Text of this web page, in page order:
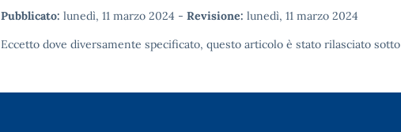
Pubblicato: lunedì, 11 marzo 2024 - Revisione: lunedì, 11 marzo 2024
Eccetto dove diversamente specificato, questo articolo è stato rilasciato sotto